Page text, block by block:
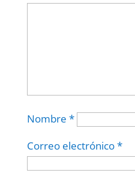
Nombre *
Correo electrónico*